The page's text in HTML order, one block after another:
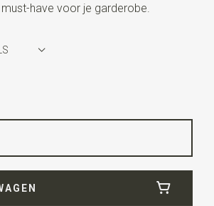
have voor je garderobe.
/ wit